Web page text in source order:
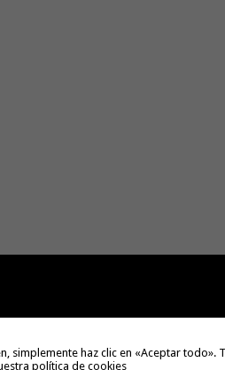
simplemente haz clic en «Aceptar
política de cookies